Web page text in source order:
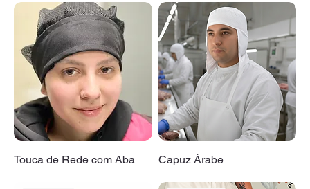
Touca de Rede com Aba Capuz Árabe